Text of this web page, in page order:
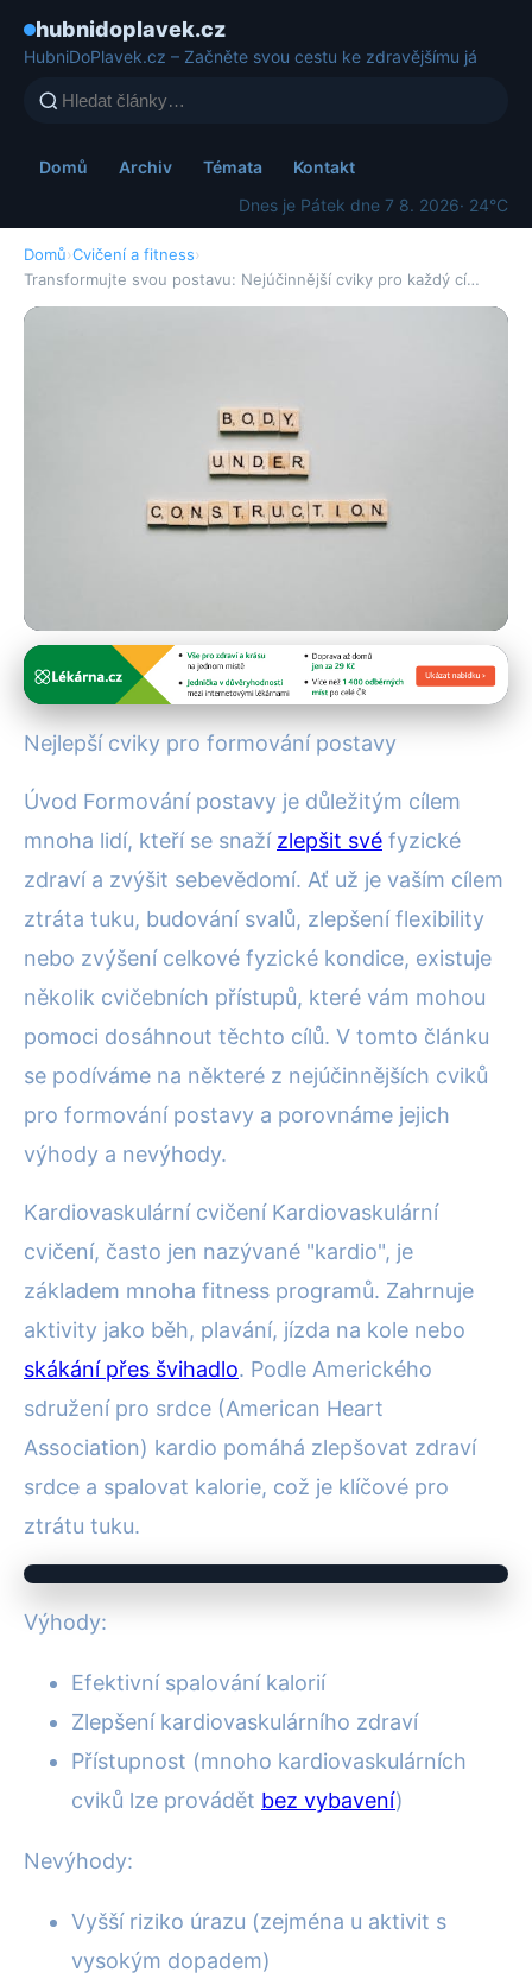
hubnidoplavek.cz
HubniDoPlavek.cz – Začněte svou cestu ke zdravějšímu já
Domů Archiv Témata
Kontakt
Dnes je Pátek dne 7 8. 2026· 24°C
Domů›Cvičení a fitness›
Transformujte svou postavu: Nejúčinnější cviky pro každý cí…
Cvičení a fitness
Transformujte svou postavu:
Nejúčinnější cviky pro každý
cíl!
Nejlepší cviky pro formování postavy
Úvod Formování postavy je důležitým cílem
mnoha lidí, kteří se snaží zlepšit své fyzické
zdraví a zvýšit sebevědomí. Ať už je vaším cílem
ztráta tuku, budování svalů, zlepšení flexibility
nebo zvýšení celkové fyzické kondice, existuje
několik cvičebních přístupů, které vám mohou
pomoci dosáhnout těchto cílů. V tomto článku
se podíváme na některé z nejúčinnějších cviků
pro formování postavy a porovnáme jejich
výhody a nevýhody.
Kardiovaskulární cvičení Kardiovaskulární
cvičení, často jen nazývané "kardio", je
základem mnoha fitness programů. Zahrnuje
aktivity jako běh, plavání, jízda na kole nebo
skákání přes švihadlo. Podle Amerického
sdružení pro srdce (American Heart
Association) kardio pomáhá zlepšovat zdraví
srdce a spalovat kalorie, což je klíčové pro
ztrátu tuku.
Výhody:
Efektivní spalování kalorií
Zlepšení kardiovaskulárního zdraví
Přístupnost (mnoho kardiovaskulárních
cviků lze provádět bez vybavení)
Nevýhody:
Vyšší riziko úrazu (zejména u aktivit s
vysokým dopadem)